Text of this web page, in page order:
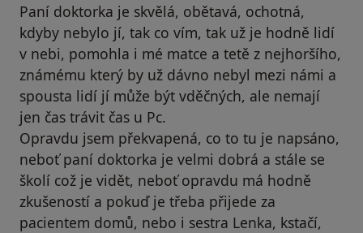
Paní doktorka je skvělá, obětavá, ochotná,
kdyby nebylo jí, tak co vím, tak už je hodně lidí
v nebi, pomohla i mé matce a tetě z nejhoršího,
známému který by už dávno nebyl mezi námi a
spousta lidí jí může být vděčných, ale nemají
jen čas trávit čas u Pc.
Opravdu jsem překvapená, co to tu je napsáno,
neboť paní doktorka je velmi dobrá a stále se
školí což je vidět, neboť opravdu má hodně
zkušeností a pokuď je třeba přijede za
pacientem domů, nebo i sestra Lenka, kstačí,